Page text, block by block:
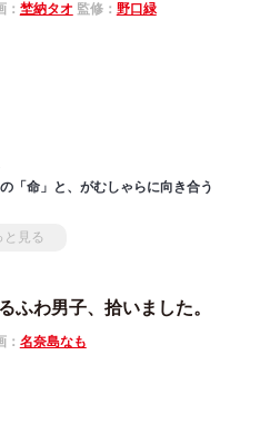
： 埜納タオ 監修： 野口緑
「命」と、がむしゃらに向き合う
ん、介護に明け暮れる家族、「誰ひ
る彼女が目にする喜びと絶望と
と見る
ふわ男子、拾いました。
： 名奈島なも